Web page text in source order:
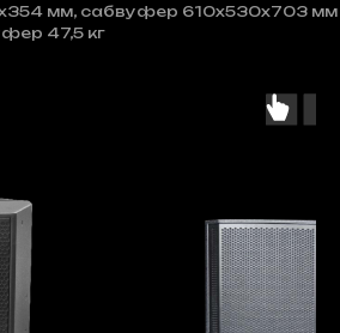
мм, сабвуфер 610x530x703 мм
47,5 кг